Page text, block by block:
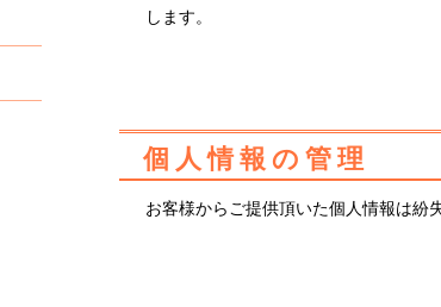
します。
個人情報の管理
お客様からご提供頂いた個人情報は紛